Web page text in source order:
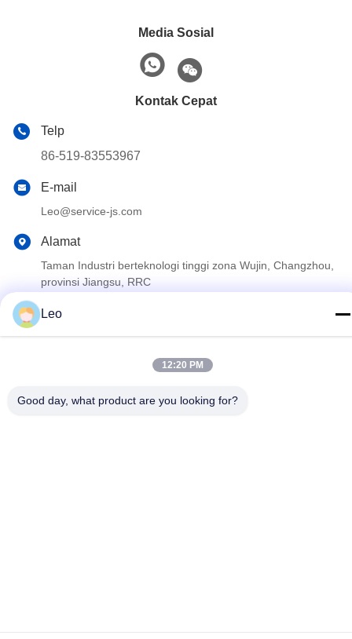
Media Sosial
Kontak Cepat
Telp
86-519-83553967
E-mail
Leo@service-js.com
Alamat
Taman Industri berteknologi tinggi zona Wujin, Changzhou,
provinsi Jiangsu, RRC
Kebijakan pribadi|Peta situs
Cina Kualitas Baik Peralatan Float Penyemenan Pemasok. Hak
Ltd . Seluruh hak cipta.
Leo
12:20 PM
Good day, what product are you looking for?